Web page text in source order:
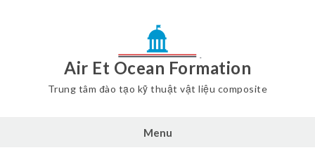
Air Et Ocean Formation
Trung tâm đào tạo kỹ thuật vật liệu composite
Menu